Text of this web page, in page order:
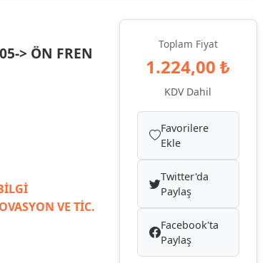
> ÖN FREN
VE TİC.
Toplam Fiyat
1.224,00 ₺
KDV Dahil
Favorilere
Ekle
Twitter'da
Paylaş
Facebook'ta
Paylaş